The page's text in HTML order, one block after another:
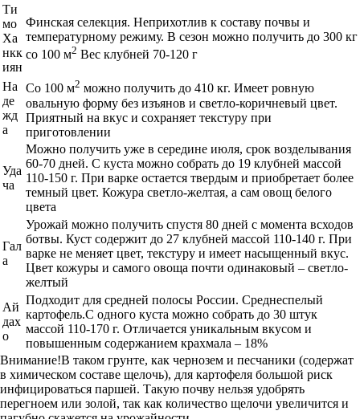
Ти
мо
Ха
нкк
иян
Финская селекция. Неприхотлив к составу почвы и
температурному режиму. В сезон можно получить до 300 кг
со 100 м2 Вес клубней 70-120 г
На
де
жд
а
Со 100 м2 можно получить до 410 кг. Имеет ровную
овальную форму без изъянов и светло-коричневый цвет.
Приятный на вкус и сохраняет текстуру при
приготовлении
Уда
ча
Можно получить уже в середине июля, срок возделывания
60-70 дней. С куста можно собрать до 19 клубней массой
110-150 г. При варке остается твердым и приобретает более
темный цвет. Кожура светло-желтая, а сам овощ белого
цвета
Гал
а
Урожай можно получить спустя 80 дней с момента всходов
ботвы. Куст содержит до 27 клубней массой 110-140 г. При
варке не меняет цвет, текстуру и имеет насыщенный вкус.
Цвет кожуры и самого овоща почти одинаковый – светло-
желтый
Ай
дах
о
Подходит для средней полосы России. Среднеспелый
картофель.С одного куста можно собрать до 30 штук
массой 110-170 г. Отличается уникальным вкусом и
повышенным содержанием крахмала – 18%
Внимание!В таком грунте, как чернозем и песчаники (содержат
в химическом составе щелочь), для картофеля большой риск
инфицироваться паршей. Такую почву нельзя удобрять
перегноем или золой, так как количество щелочи увеличится и